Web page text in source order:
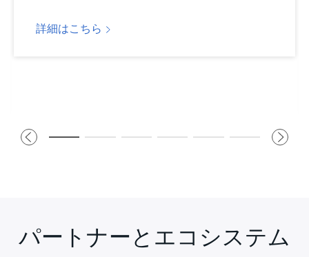
詳細はこちら
パートナーとエコシステム